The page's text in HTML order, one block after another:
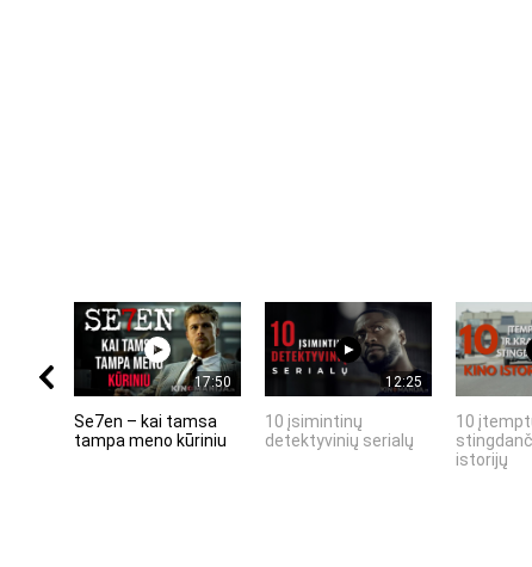
17:50
Se7en – kai tamsa
tampa meno kūriniu
12:25
10 įsimintinų
detektyvinių serialų
10
istorijų